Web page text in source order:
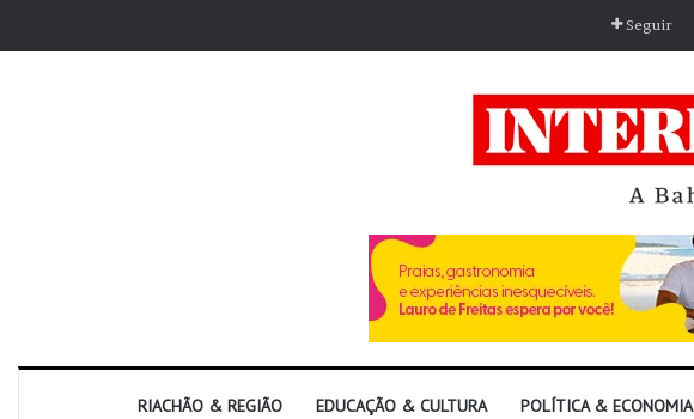
Seguir
RIACHÃO & REGIÃO EDUCAÇÃO & CULTURA POLÍTICA & ECONOMIA